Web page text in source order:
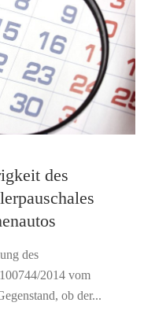
des
des
2014 vom
ob der...